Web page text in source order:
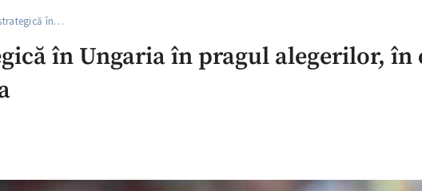
+1
în…
în Ungaria în pragul alegerilor,